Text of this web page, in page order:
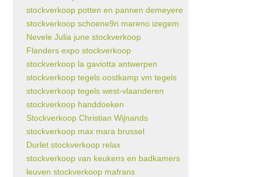
stockverkoop potten en pannen demeyere
stockverkoop schoene9n mareno izegem
Nevele Julia june stockverkoop
Flanders expo stockverkoop
stockverkoop la gaviotta antwerpen
stockverkoop tegels oostkamp vm tegels
stockverkoop tegels west-vlaanderen
stockverkoop handdoeken
Stockverkoop Christian Wijnands
stockverkoop max mara brussel
Durlet stockverkoop relax
stockverkoop van keukens en badkamers
leuven stockverkoop mafrans